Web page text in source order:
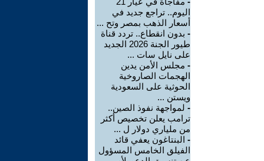
اليوم.. تراجع جديد في
أسعار الذهب بمصر وتح ...
- بدون انقطاع.. تردد قناة
طيور الجنة 2026 الجديد
على نايل سات ...
- مجلس الأمن يدين
الهجمات الصاروخية
الحوثية على السعودية
ويستن ...
- لمواجهة نفوذ الصين..
ترامب يعلن تخصيص أكثر
من ملياري دولار ل ...
- البنتاغون يعفي قائد
الفيلق الخامس المسؤول